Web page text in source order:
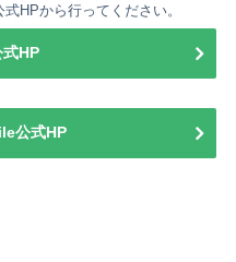
HPから行ってください。
HP
公式HP